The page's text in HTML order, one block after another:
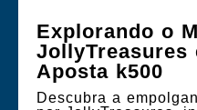
Explorando o
JollyTreasures
Aposta k500
Descubra a